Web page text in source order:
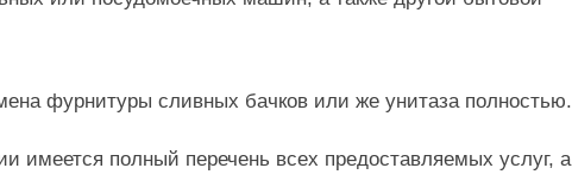
фурнитуры сливных бачков или же унитаза полностью.
имеется полный перечень всех предоставляемых услуг, а